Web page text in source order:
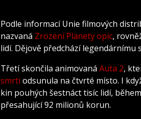
Podle informací Unie filmových
nazvaná Zrození Planety opic,
lidí. Dějově předchází legendárnímu
Třetí skončila animovaná Auta 2,
smrti odsunula na čtvrté místo. I
kin pouhých šestnáct tisíc lidí,
přesahující 92 milionů korun.